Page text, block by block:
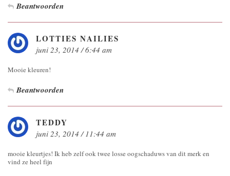
Beantwoorden
LOTTIES NAILIES
juni 23, 2014 / 6:44 am
Mooie kleuren!
Beantwoorden
TEDDY
juni 23, 2014 / 11:44 am
mooie kleurtjes! Ik heb zelf ook twee losse oogschaduws van dit merk en
vind ze heel fijn